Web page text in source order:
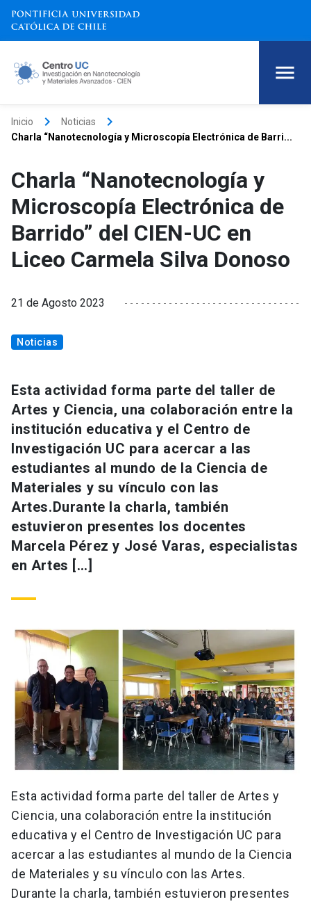
Inicio keyboard_arrow_right Noticias keyboard_arrow_right
Charla “Nanotecnología y Microscopía Electrónica de Barri...
Charla “Nanotecnología y
Microscopía Electrónica de
Barrido” del CIEN-UC en
Liceo Carmela Silva Donoso
21 de Agosto 2023
Noticias
Esta actividad forma parte del taller de
Artes y Ciencia, una colaboración entre la
institución educativa y el Centro de
Investigación UC para acercar a las
estudiantes al mundo de la Ciencia de
Materiales y su vínculo con las
Artes.Durante la charla, también
estuvieron presentes los docentes
Marcela Pérez y José Varas, especialistas
en Artes […]
Esta actividad forma parte del taller de Artes y
Ciencia, una colaboración entre la institución
educativa y el Centro de Investigación UC para
acercar a las estudiantes al mundo de la Ciencia
de Materiales y su vínculo con las Artes.
Durante la charla, también estuvieron presentes